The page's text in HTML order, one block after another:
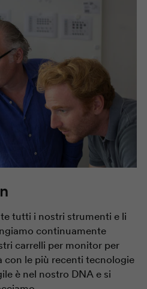
tutti i nostri strumenti e li
continuamente
carrelli per monitor per
con le più recenti tecnologie
è nel nostro DNA e si